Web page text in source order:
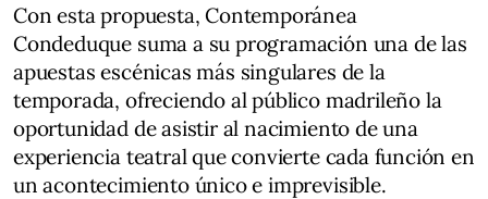
Con esta propuesta, Contemporánea
Condeduque suma a su programación una de las
apuestas escénicas más singulares de la
temporada, ofreciendo al público madrileño la
oportunidad de asistir al nacimiento de una
experiencia teatral que convierte cada función en
un acontecimiento único e imprevisible.